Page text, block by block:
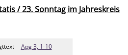
/ 23. Sonntag im Jahreskreis
Apg 3, 1-10